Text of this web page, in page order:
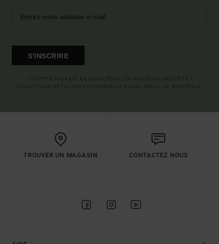
S'INSCRIRE
TROUVER UN MAGASIN CONTACTEZ NOUS